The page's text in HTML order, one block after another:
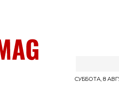
СУББОТА, 8